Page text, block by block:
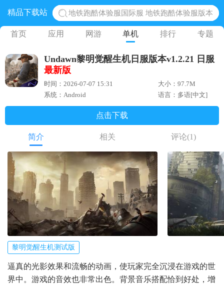
精品下载站
地铁跑酷体验服国际服 地铁跑酷体验服版本
网易光遇手游正版 点亮星空共庆周年
黎明觉醒生机腾讯正版 黎明觉醒生机国际服
蛋仔派对下载 蛋仔派对体验服
首页 应用 网游 单机 排行 专题
Undawn黎明觉醒生机日服版本v1.2.21 日服
最新版
时间：2026-07-07 15:31
大小：97.7M
系统：Android
语言：多语[中文]
点击下载
简介 相关 评论(1)
黎明觉醒生机测试版
逼真的光影效果和流畅的动画，使玩家完全沉浸在游戏的世
界中。游戏的音效也非常出色。背景音乐搭配恰到好处，增